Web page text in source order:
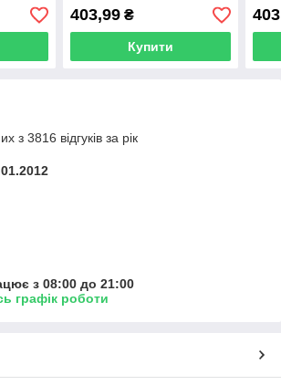
403,99₴
Купити
з 3816 відгуків за рік
з 08:00 до 21:00
графік роботи